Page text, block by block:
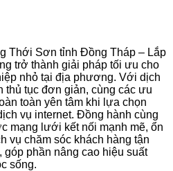
Thới Sơn tỉnh Đồng Tháp – Lắp
trở thành giải pháp tối ưu cho
nhỏ tại địa phương. Với dịch
thủ tục đơn giản, cùng các ưu
toàn yên tâm khi lựa chọn
vụ internet. Đồng hành cùng
mạng lưới kết nối mạnh mẽ, ổn
vụ chăm sóc khách hàng tận
phần nâng cao hiệu suất
sống.